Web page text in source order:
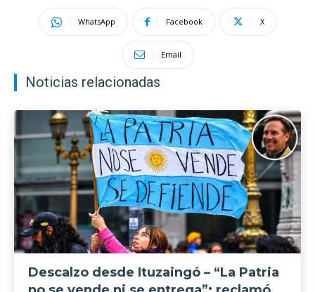
WhatsApp Facebook X
Email
Noticias relacionadas
Descalzo desde Ituzaingó – “La Patria